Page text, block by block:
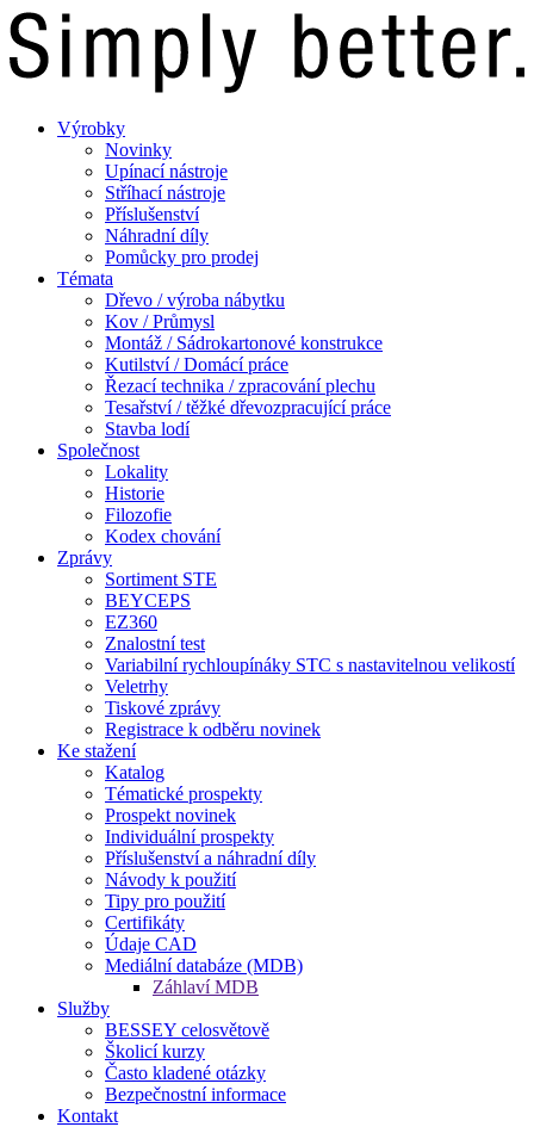
Výrobky
Novinky
Upínací nástroje
Stříhací nástroje
Příslušenství
Náhradní díly
Pomůcky pro prodej
Témata
Dřevo / výroba nábytku
Kov / Průmysl
Montáž / Sádrokartonové konstrukce
Kutilství / Domácí práce
Řezací technika / zpracování plechu
Tesařství / těžké dřevozpracující práce
Stavba lodí
Společnost
Lokality
Historie
Filozofie
Kodex chování
Zprávy
Sortiment STE
BEYCEPS
EZ360
Znalostní test
Variabilní rychloupínáky STC s nastavitelnou velikostí
Veletrhy
Tiskové zprávy
Registrace k odběru novinek
Ke stažení
Katalog
Tématické prospekty
Prospekt novinek
Individuální prospekty
Příslušenství a náhradní díly
Návody k použití
Tipy pro použití
Certifikáty
Údaje CAD
Mediální databáze (MDB)
Záhlaví MDB
Služby
BESSEY celosvětově
Školicí kurzy
Často kladené otázky
Bezpečnostní informace
Kontakt